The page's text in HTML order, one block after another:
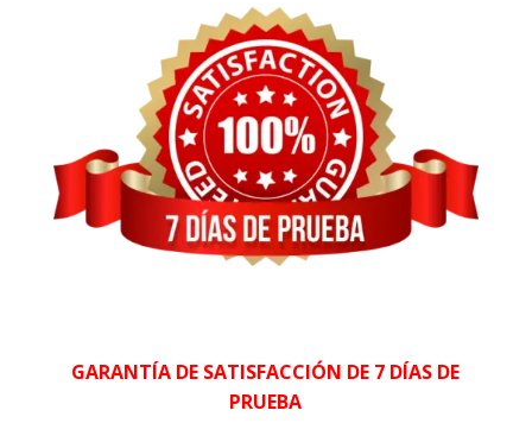
GARANTÍA DE SATISFACCIÓN DE 7 DÍAS DE
PRUEBA